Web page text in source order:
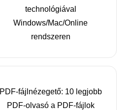
technológiával
Windows/Mac/Online
rendszeren
PDF-fájlnézegető: 10 legjobb
PDF-olvasó a PDF-fájlok